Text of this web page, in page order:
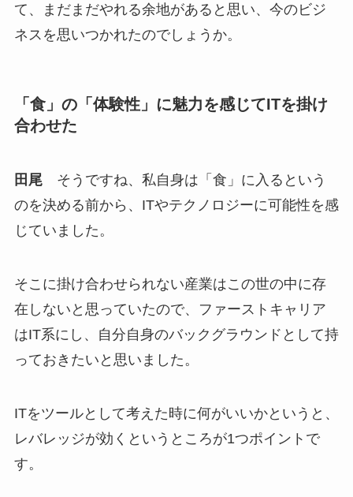
て、まだまだやれる余地があると思い、今のビジ
ネスを思いつかれたのでしょうか。
「食」の「体験性」に魅力を感じてITを掛け
合わせた
田尾そうですね、私自身は「食」に入るという
のを決める前から、ITやテクノロジーに可能性を感
じていました。
そこに掛け合わせられない産業はこの世の中に存
在しないと思っていたので、ファーストキャリア
はIT系にし、自分自身のバックグラウンドとして持
っておきたいと思いました。
ITをツールとして考えた時に何がいいかというと、
レバレッジが効くというところが1つポイントで
す。